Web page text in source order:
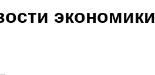
экономики